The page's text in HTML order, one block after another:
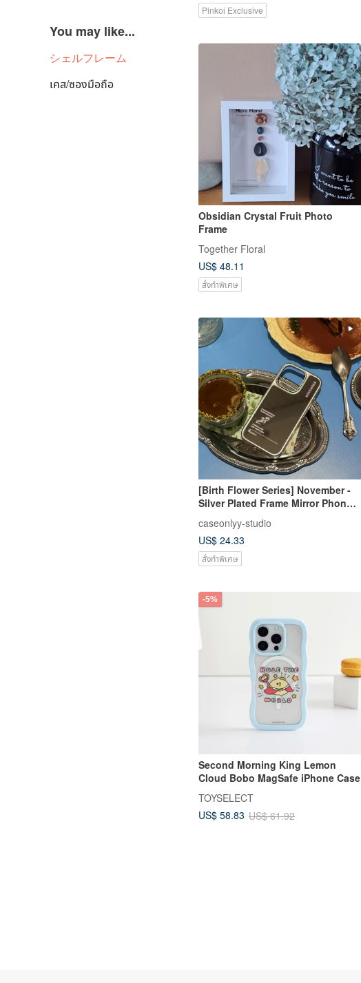
You may like...
シェルフレーム
เคส/ซองมือถือ
Pinkoi Exclusive
Obsidian Crystal Fruit Photo
Frame
Together Floral
US$ 48.11
สั่งทำพิเศษ
[Birth Flower Series] November -
Silver Plated Frame Mirror Phone
caseonlyy-studio
US$ 24.33
สั่งทำพิเศษ
-5%
Second Morning King Lemon
Cloud Bobo MagSafe iPhone Case
TOYSELECT
US$ 58.83 US$ 61.92